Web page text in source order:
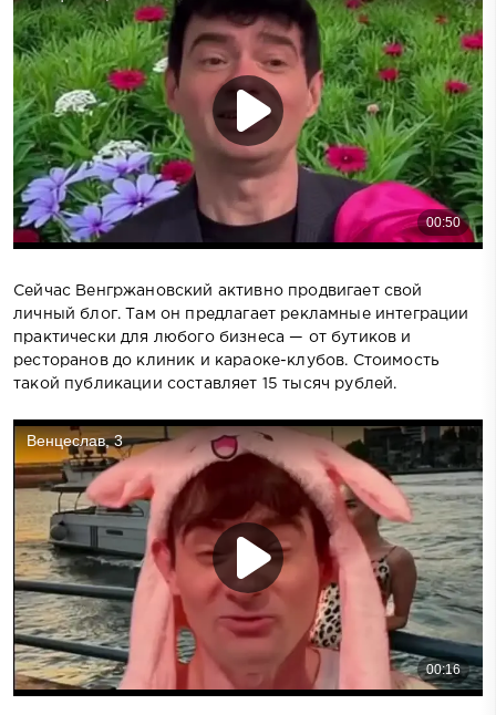
Сейчас Венгржановский активно продвигает свой
личный блог. Там он предлагает рекламные интеграции
практически для любого бизнеса — от бутиков и
ресторанов до клиник и караоке-клубов. Стоимость
такой публикации составляет 15 тысяч рублей.